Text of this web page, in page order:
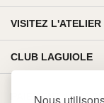
VISITEZ L'ATELIER
CLUB LAGUIOLE
PAIEMENT 100%